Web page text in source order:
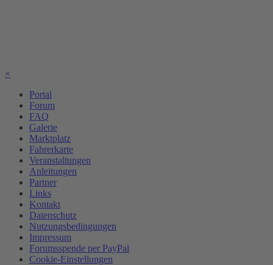
×
Portal
Forum
FAQ
Galerie
Marktplatz
Fahrerkarte
Veranstaltungen
Anleitungen
Partner
Links
Kontakt
Datenschutz
Nutzungsbedingungen
Impressum
Forumsspende per PayPal
Cookie-Einstellungen